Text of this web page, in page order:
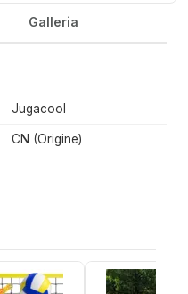
Galleria
Jugacool
CN (Origine)